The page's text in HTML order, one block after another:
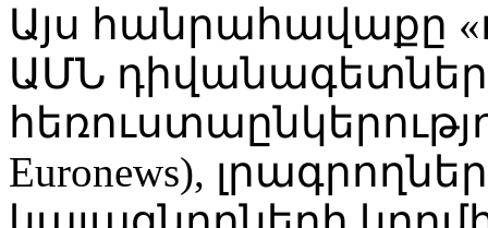
Այս հանրահավաքը
ԱՄՆ
Euronews),